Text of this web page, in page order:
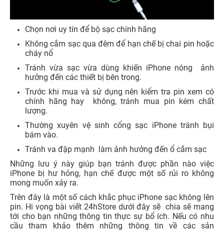
Chọn nơi uy tín để bộ sạc chính hãng
Không cắm sạc qua đêm để hạn chế bị chai pin hoặc
cháy nổ
Tránh vừa sạc vừa dùng khiến iPhone nóng ảnh
hưởng đến các thiết bị bên trong.
Trước khi mua và sử dụng nên kiểm tra pin xem có
chính hãng hay không, tránh mua pin kém chất
lượng.
Thường xuyên vệ sinh cổng sạc iPhone tránh bụi
bám vào.
Tránh va đập mạnh làm ảnh hưởng đến ổ cắm sạc
Những lưu ý này giúp bạn tránh được phần nào việc
iPhone bị hư hỏng, hạn chế được một số rủi ro không
mong muốn xảy ra.
Trên đây là một số cách khắc phục iPhone sạc không lên
pin. Hi vọng bài viết 24hStore dưới đây sẽ chia sẽ mang
tới cho bạn những thông tin thực sự bổ ích. Nếu có nhu
cầu tham khảo thêm những thông tin về các sản